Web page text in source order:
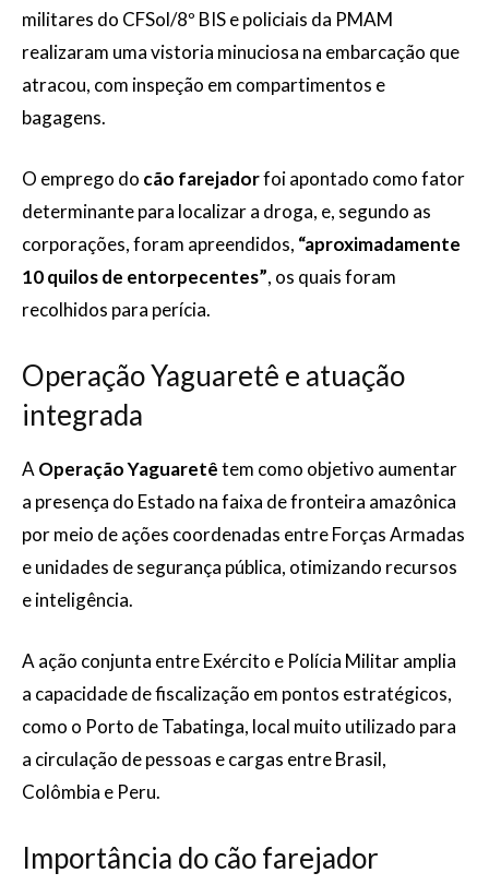
militares do CFSol/8º BIS e policiais da PMAM
realizaram uma vistoria minuciosa na embarcação que
atracou, com inspeção em compartimentos e
bagagens.
O emprego do cão farejadorfoi apontado como fator
determinante para localizar a droga, e, segundo as
corporações, foram apreendidos, “aproximadamente
10 quilos de entorpecentes”, os quais foram
recolhidos para perícia.
Operação Yaguaretê e atuação
integrada
A Operação Yaguaretêtem como objetivo aumentar
a presença do Estado na faixa de fronteira amazônica
por meio de ações coordenadas entre Forças Armadas
e unidades de segurança pública, otimizando recursos
e inteligência.
A ação conjunta entre Exército e Polícia Militar amplia
a capacidade de fiscalização em pontos estratégicos,
como o Porto de Tabatinga, local muito utilizado para
a circulação de pessoas e cargas entre Brasil,
Colômbia e Peru.
Importância do cão farejador